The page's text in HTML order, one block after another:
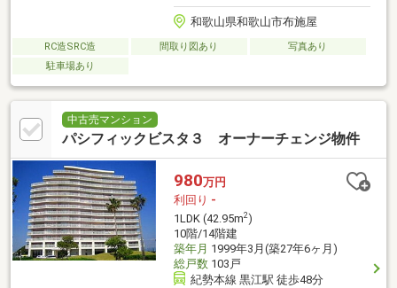
和歌山県和歌山市布施屋
RC造SRC造 間取り図あり
写真あり
駐車場あり
中古売マンション
パシフィックビスタ３ オーナーチェンジ物件
980万円
利回り -
1LDK (42.95m2)
10階/14階建
築年月 1999年3月(築27年6ヶ月)
総戸数103戸
紀勢本線 黒江駅 徒歩48分